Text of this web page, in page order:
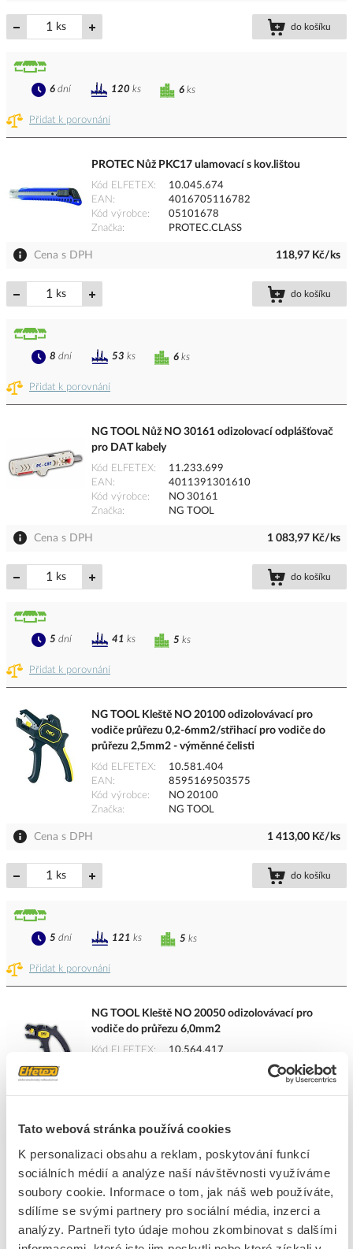
Tato webová stránka používá cookies
K personalizaci obsahu a reklam, poskytování funkcí
sociálních médií a analýze naší návštěvnosti využíváme
soubory cookie. Informace o tom, jak náš web používáte,
sdílíme se svými partnery pro sociální média, inzerci a
analýzy. Partneři tyto údaje mohou zkombinovat s dalšími
ks do košíku
Přidat k porovnání
6 ks
6 dní 120 ks
PROTEC Nůž PKC17 ulamovací s kov.lištou
Kód ELFETEX
10.045.674
EAN
4016705116782
Kód výrobce
05101678
Značka
PROTEC.CLASS
Cena s DPH 118,97 Kč/ks
ks do košíku
Přidat k porovnání
6 ks
8 dní 53 ks
NG TOOL Nůž NO 30161 odizolovací odplášťovač
pro DAT kabely
Kód ELFETEX
11.233.699
EAN
4011391301610
Kód výrobce
NO 30161
Značka
NG TOOL
Cena s DPH 1 083,97 Kč/ks
ks do košíku
Přidat k porovnání
5 ks
5 dní 41 ks
NG TOOL Kleště NO 20100 odizolovávací pro
vodiče průřezu 0,2-6mm2/střihací pro vodiče do
průřezu 2,5mm2 - výměnné čelisti
Kód ELFETEX
10.581.404
EAN
8595169503575
Kód výrobce
NO 20100
Značka
NG TOOL
Cena s DPH 1 413,00 Kč/ks
ks do košíku
Přidat k porovnání
5 ks
5 dní 121 ks
NG TOOL Kleště NO 20050 odizolovávací pro
vodiče do průřezu 6,0mm2
Kód ELFETEX
10.564.417
ks do košíku